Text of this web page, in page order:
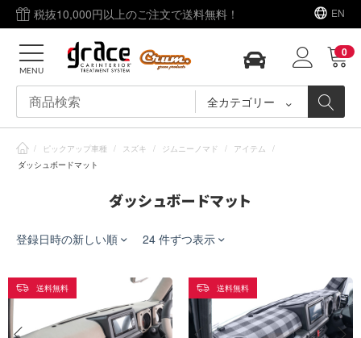
税抜10,000円以上のご注文で送料無料！ EN
全カテゴリー
0
MENU
/ ピックアップ車種 / スズキ / ジムニーノマド / アイテム
/
ダッシュボードマット
ダッシュボードマット
登録日時の新しい順 24 件ずつ表示
送料無料 送料無料